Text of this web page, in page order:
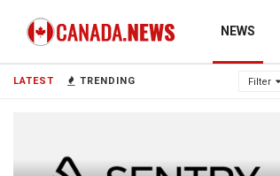
LATEST TRENDING Filter
NEWS